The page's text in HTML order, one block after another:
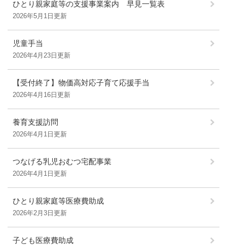
ひとり親家庭等の支援事業案内 早見一覧表
2026年5月1日更新
児童手当
2026年4月23日更新
【受付終了】物価高対応子育て応援手当
2026年4月16日更新
養育支援訪問
2026年4月1日更新
つなげる乳児おむつ宅配事業
2026年4月1日更新
ひとり親家庭等医療費助成
2026年2月3日更新
子ども医療費助成